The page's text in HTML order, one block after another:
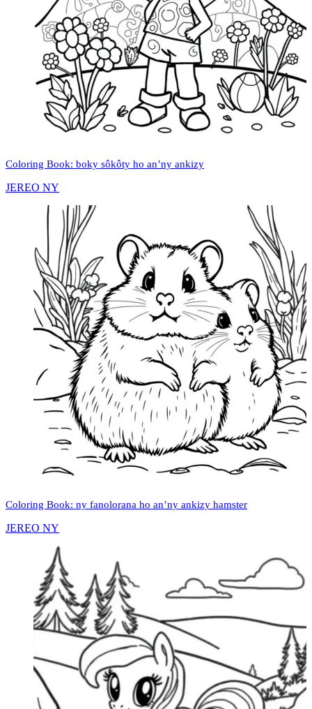
Coloring Book: boky sôkôty ho an’ny ankizy
JEREO NY
Coloring Book: ny fanolorana ho an’ny ankizy hamster
JEREO NY